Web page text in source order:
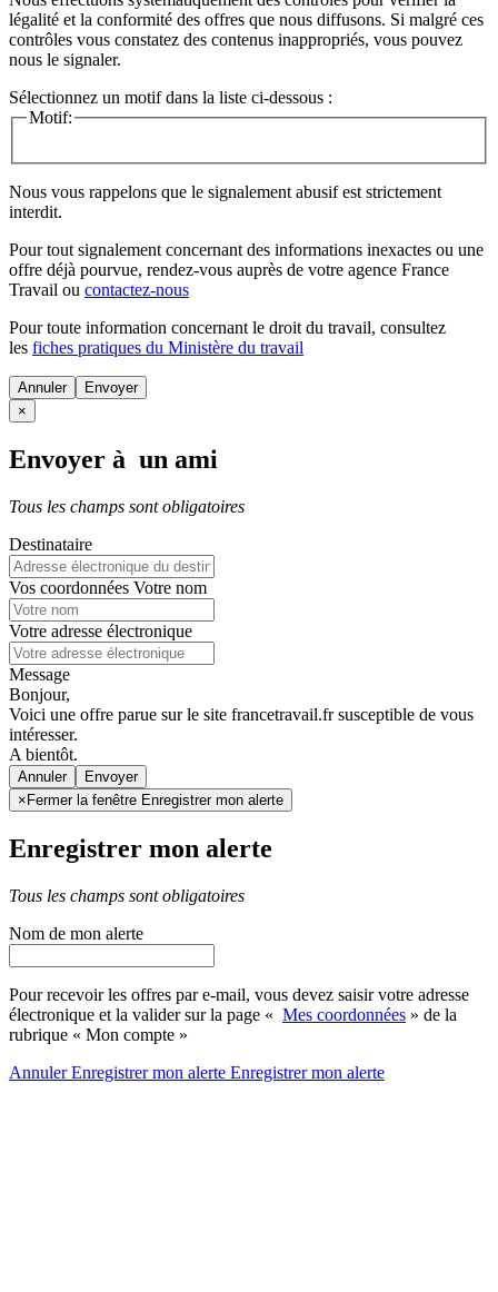
légalité et la conformité des offres que nous diffusons. Si malgré ces
contrôles vous constatez des contenus inappropriés, vous pouvez
nous le signaler.
Sélectionnez un motif dans la liste ci-dessous :
Motif:
Nous vous rappelons que le signalement abusif est strictement
interdit.
Pour tout signalement concernant des informations inexactes ou une
offre déjà pourvue, rendez-vous auprès de votre agence France
Travail ou contactez-nous
Pour toute information concernant le droit du travail, consultez
les fiches pratiques du Ministère du travail
Annuler
×
Envoyer à un ami
Tous les champs sont obligatoires
Destinataire
Vos coordonnées Votre nom
Votre adresse électronique
Message
Bonjour,
Voici une offre parue sur le site francetravail.fr susceptible de vous
intéresser.
A bientôt.
Annuler
× Fermer la fenêtre Enregistrer mon alerte
Enregistrer mon alerte
Tous les champs sont obligatoires
Nom de mon alerte
Pour recevoir les offres par e-mail, vous devez saisir votre adresse
électronique et la valider sur la page « Mes coordonnées » de la
rubrique « Mon compte »
AnnulerEnregistrer mon alerte Enregistrermon alerte